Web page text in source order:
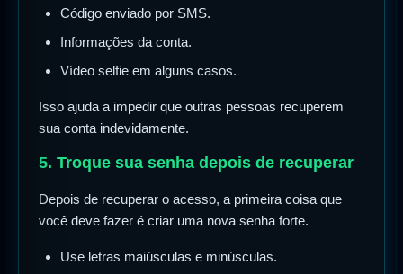
Código enviado por SMS.
Informações da conta.
Vídeo selfie em alguns casos.
Isso ajuda a impedir que outras pessoas recuperem
sua conta indevidamente.
5. Troque sua senha depois de recuperar
Depois de recuperar o acesso, a primeira coisa que
você deve fazer é criar uma nova senha forte.
Use letras maiúsculas e minúsculas.